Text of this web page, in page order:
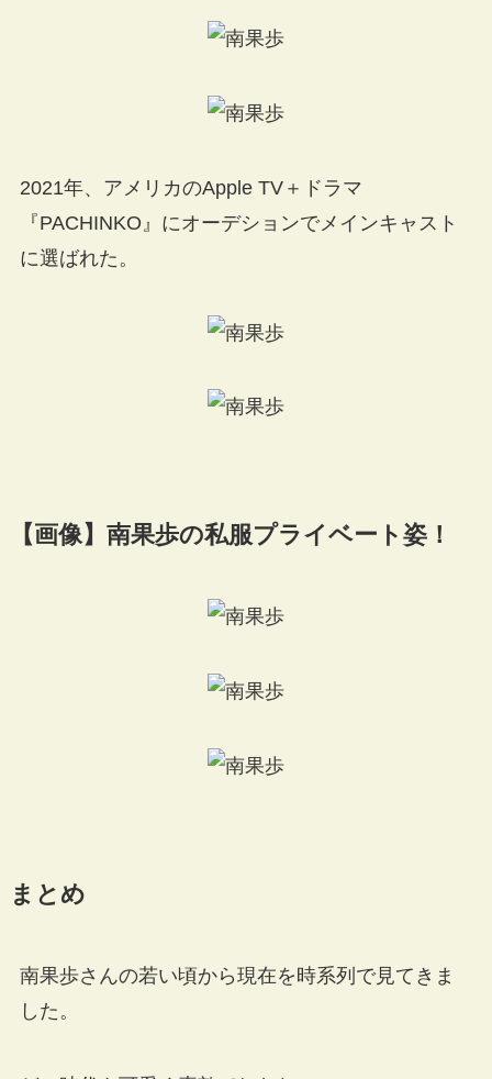
2021年、アメリカのApple TV＋ドラマ
『PACHINKO』にオーデションでメインキャスト
に選ばれた。
【画像】南果歩の私服プライベート姿！
まとめ
南果歩さんの若い頃から現在を時系列で見てきま
した。